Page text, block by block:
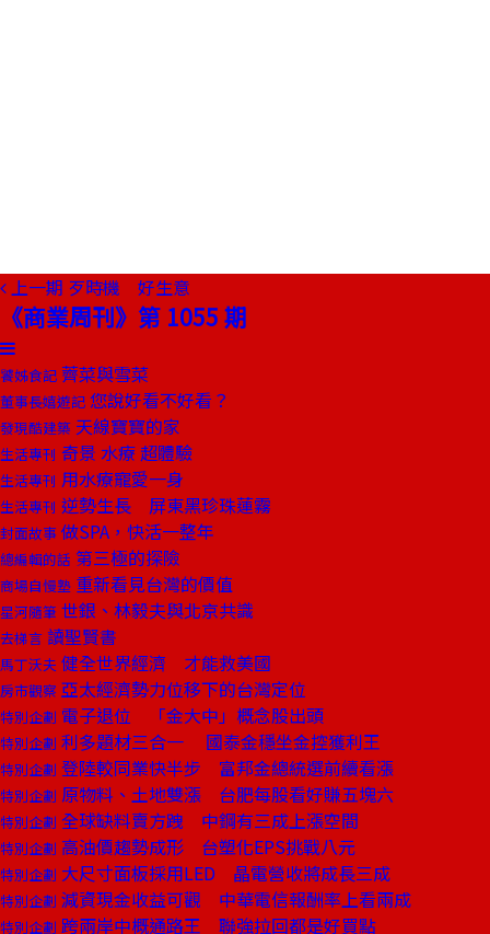
上一期 歹時機 好生意
《商業周刊》第 1055 期
饕姊食記 薺菜與雪菜
董事長嬉遊記 您說好看不好看？
發現酷建築 天線寶寶的家
生活專刊 奇景 水療 超體驗
生活專刊 用水療寵愛一身
生活專刊 逆勢生長 屏東黑珍珠蓮霧
封面故事 做SPA，快活一整年
總編輯的話 第三極的探險
商場自慢塾 重新看見台灣的價值
星河隨筆 世銀、林毅夫與北京共識
去梯言 讀聖賢書
馬丁沃夫 健全世界經濟 才能救美國
房市觀察 亞太經濟勢力位移下的台灣定位
特別企劃 電子退位 「金大中」概念股出頭
特別企劃 利多題材三合一 國泰金穩坐金控獲利王
特別企劃 登陸較同業快半步 富邦金總統選前續看漲
特別企劃 原物料、土地雙漲 台肥每股看好賺五塊六
特別企劃 全球缺料賣方跩 中鋼有三成上漲空間
特別企劃 高油價趨勢成形 台塑化EPS挑戰八元
特別企劃 大尺寸面板採用LED 晶電營收將成長三成
特別企劃 減資現金收益可觀 中華電信報酬率上看兩成
特別企劃 跨兩岸中概通路王 聯強拉回都是好買點